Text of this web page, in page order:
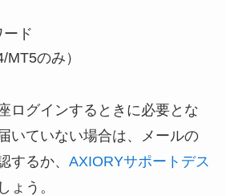
ード
のみ）
ログインするときに必要とな
いていない場合は、メールの
するか、 AXIORYサポートデス
ょう。